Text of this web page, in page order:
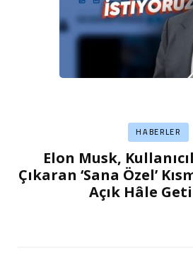
HABERLER
Elon Musk,
Çıkaran ‘Sana Özel’
Açık Hâle